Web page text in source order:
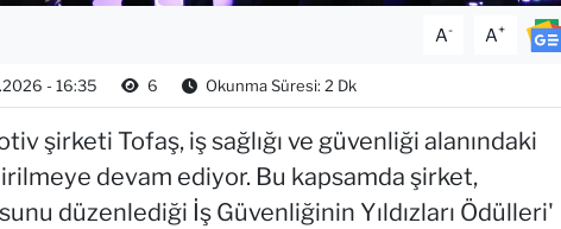
A- A+
- 16:35 6 Okunma Süresi: 2 Dk
şirketi Tofaş, iş sağlığı ve güvenliği alanındaki
devam ediyor. Bu kapsamda şirket,
düzenlediği İş Güvenliğinin Yıldızları Ödülleri'